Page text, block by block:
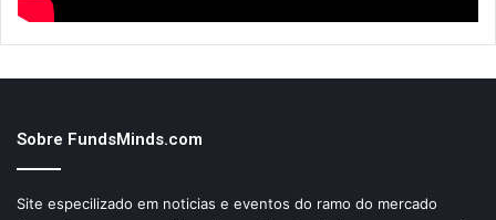
Sobre FundsMinds.com
Site especilizado em noticias e eventos do ramo do mercado